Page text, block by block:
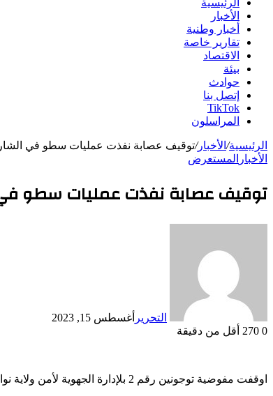
الرئيسية
الأخبار
أخبار وطنية
تقارير خاصة
الاقتصاد
بيئة
حوادث
إتصل بنا
TikTok
المراسلون
الرئيسية/ الأخبار/توقيف عصابة نفذت عمليات سطو في
الأخبار المستعرض
توقيف عصابة نفذت عمليات سطو في
التحرير أغسطس 15, 2023
0
أقل من دقيقة
اوقفت مفوضية توجونين رقم 2 بلإدارة الجهوية لأمن ولاية نواكشوط الشمالية عصابة نفذت مجموعة عمليات سطو وسلب متفاوته في الشارع العام خلال الأسابع الماضية في أحياء مختلفة .